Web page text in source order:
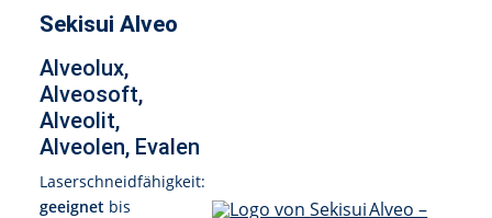
Sekisui Alveo
Alveolux,
Alveosoft,
Alveolit,
Alveolen, Evalen
Laserschneidfähigkeit:
geeignet bis